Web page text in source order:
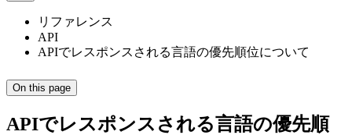
リファレンス
API
APIでレスポンスされる言語の優先順位について
On this page
APIでレスポンスされる言語の優先順